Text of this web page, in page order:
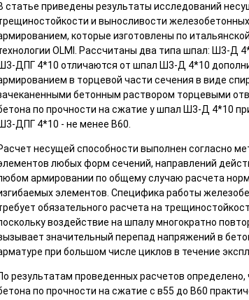
статье приведены результаты исследований
и выносливости
которые изготовлены по
OLMI. Рассчитаны два типа шпал: Ш3-Д
ДПГ 4*10 отличаются от шпал Ш3-Д 4*10
в торцевой части сечения в виде
бетонным раствором торцевыми
по прочности на сжатие у шпал Ш3-Д 4*10
ДПГ 4*10 - не менее В60.
несущей способности выполнен согласно
любых форм сечений, направлений
армировании по общему случаю расчета
элементов. Специфика работы
обязательного расчета на
воздействие на шпалу многократно
значительный перепад напряжений в
при большом числе циклов в течение
результатам проведенных расчетов определено,
по прочности на сжатие с в55 до В60